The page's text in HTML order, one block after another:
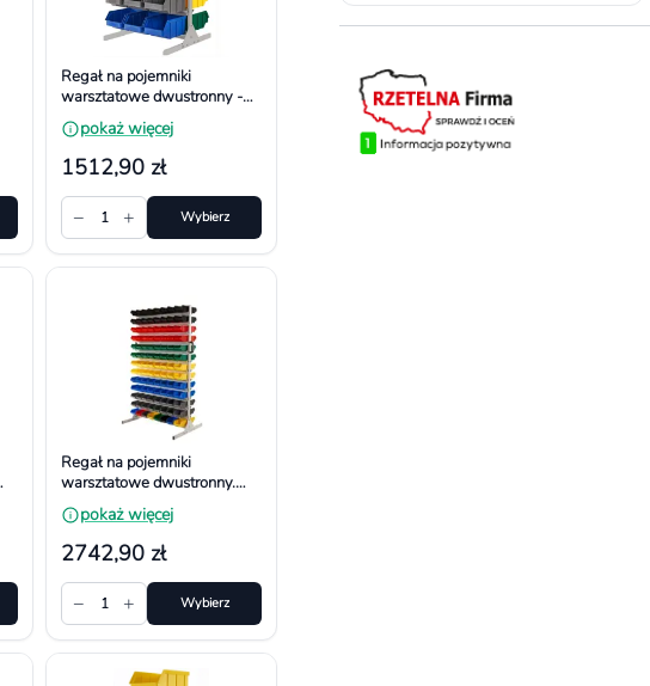
Regał na pojemniki
warsztatowe dwustronny -
Uniwersalny. Wymiar
1200x690x670 mm
pokaż więcej
1512,90 zł
− 1 + Wybierz
Regał na pojemniki
warsztatowe dwustronny.
Wym. 1610x940x650 mm,
208 pojemników
pokaż więcej
2742,90 zł
− 1 + Wybierz